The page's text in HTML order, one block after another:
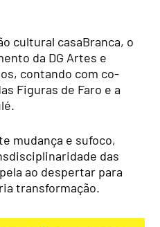
cultural casaBranca, o
da DG Artes e
contando com co-
Figuras de Faro e a
mudança e sufoco,
das
ao despertar para
transformação.